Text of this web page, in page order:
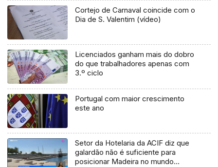
Cortejo de Carnaval coincide com o
Dia de S. Valentim (vídeo)
Licenciados ganham mais do dobro
do que trabalhadores apenas com
3.º ciclo
Portugal com maior crescimento
este ano
Setor da Hotelaria da ACIF diz que
galardão não é suficiente para
posicionar Madeira no mundo